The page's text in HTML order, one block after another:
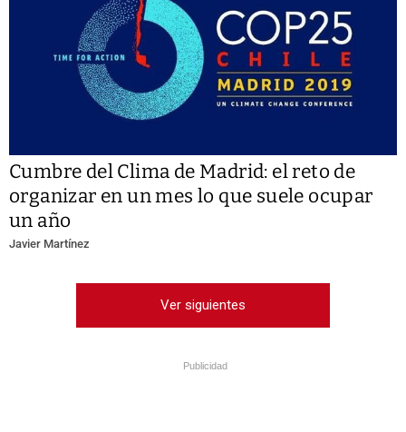
Cumbre del Clima de Madrid: el reto de
organizar en un mes lo que suele ocupar
un año
Javier Martínez
Ver siguientes
Publicidad